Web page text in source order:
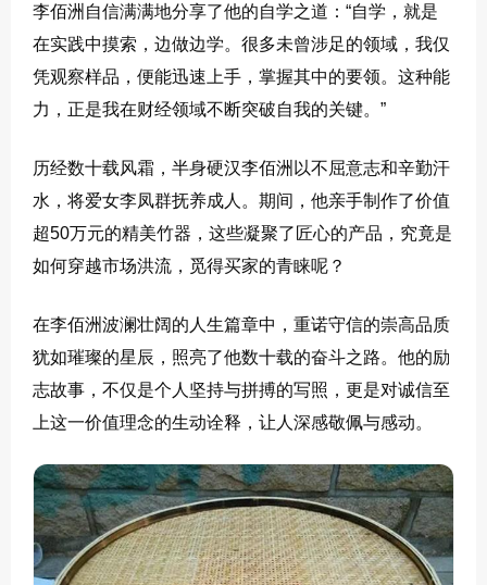
李佰洲自信满满地分享了他的自学之道：“自学，就是
在实践中摸索，边做边学。很多未曾涉足的领域，我仅
凭观察样品，便能迅速上手，掌握其中的要领。这种能
力，正是我在财经领域不断突破自我的关键。”
历经数十载风霜，半身硬汉李佰洲以不屈意志和辛勤汗
水，将爱女李凤群抚养成人。期间，他亲手制作了价值
超50万元的精美竹器，这些凝聚了匠心的产品，究竟是
如何穿越市场洪流，觅得买家的青睐呢？
在李佰洲波澜壮阔的人生篇章中，重诺守信的崇高品质
犹如璀璨的星辰，照亮了他数十载的奋斗之路。他的励
志故事，不仅是个人坚持与拼搏的写照，更是对诚信至
上这一价值理念的生动诠释，让人深感敬佩与感动。